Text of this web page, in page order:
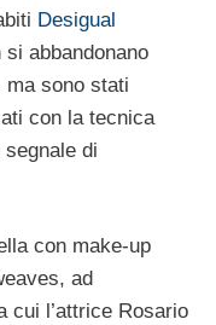
Desigual
abbandonano
ma sono stati
con la tecnica
di
con make-up
ad
cui l’attrice Rosario